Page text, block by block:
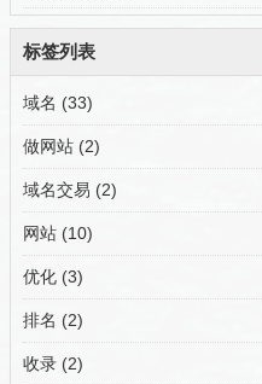
标签列表
域名 (33)
做网站 (2)
域名交易 (2)
网站 (10)
优化 (3)
排名 (2)
收录 (2)